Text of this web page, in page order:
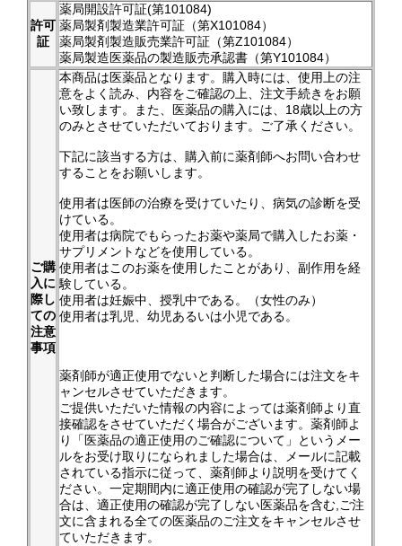
許可
証
薬局開設許可証(第101084)
薬局製剤製造業許可証（第X101084）
薬局製剤製造販売業許可証（第Z101084）
薬局製造医薬品の製造販売承認書（第Y101084）
ご購
入に
際し
ての
注意
事項
本商品は医薬品となります。購入時には、使用上の注
意をよく読み、内容をご確認の上、注文手続きをお願
い致します。また、医薬品の購入には、18歳以上の方
のみとさせていただいております。ご了承ください。
下記に該当する方は、購入前に薬剤師へお問い合わせ
することをお願いします。
使用者は医師の治療を受けていたり、病気の診断を受
けている。
使用者は病院でもらったお薬や薬局で購入したお薬・
サプリメントなどを使用している。
使用者はこのお薬を使用したことがあり、副作用を経
験している。
使用者は妊娠中、授乳中である。（女性のみ）
使用者は乳児、幼児あるいは小児である。
薬剤師が適正使用でないと判断した場合には注文をキ
ャンセルさせていただきます。
ご提供いただいた情報の内容によっては薬剤師より直
接確認をさせていただく場合がございます。薬剤師よ
り「医薬品の適正使用のご確認について」というメー
ルをお受け取りになられました場合は、メールに記載
されている指示に従って、薬剤師より説明を受けてく
ださい。一定期間内に適正使用の確認が完了しない場
合は、適正使用の確認が完了しない医薬品を含む,ご注
文に含まれる全ての医薬品のご注文をキャンセルさせ
ていただきます。